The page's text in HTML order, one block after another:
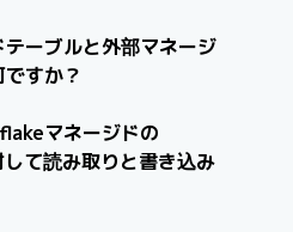
のテーブルフォーマットで
管理を行う間、実際のデー
Cloud Storage、Azure
ため、柔軟性とオープン性
ーブルと外部マネージ
すか？
どのように管理されている
マネージドの
て読み取りと書き込み